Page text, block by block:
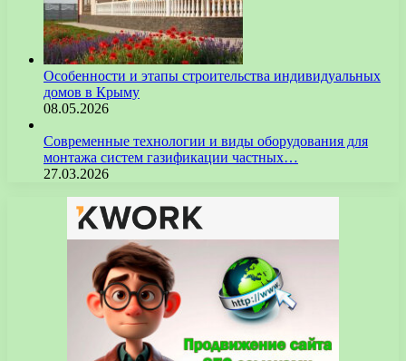
Особенности и этапы строительства индивидуальных
домов в Крыму
08.05.2026
Современные технологии и виды оборудования для
монтажа систем газификации частных…
27.03.2026